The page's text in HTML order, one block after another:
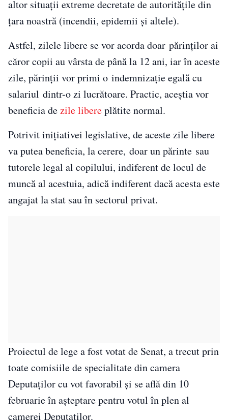
altor situații extreme decretate de autoritățile din
țara noastră (incendii, epidemii și altele).
Astfel, zilele libere se vor acorda doar părinților ai
căror copii au vârsta de până la 12 ani, iar în aceste
zile, părinții vor primi o indemnizație egală cu
salariul dintr-o zi lucrătoare. Practic, aceștia vor
beneficia dezile libereplătite normal.
Potrivit inițiativei legislative, de aceste zile libere
va putea beneficia, la cerere, doar un părinte sau
tutorele legal al copilului, indiferent de locul de
muncă al acestuia, adică indiferent dacă acesta este
angajat la stat sau în sectorul privat.
Proiectul de lege a fost votat de Senat, a trecut prin
toate comisiile de specialitate din camera
Deputaţilor cu vot favorabil şi se află din 10
februarie în aşteptare pentru votul în plen al
camerei Deputaţilor.